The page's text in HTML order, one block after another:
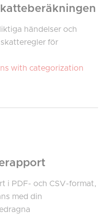
händelser och
för
i PDF- och CSV-format,
med din